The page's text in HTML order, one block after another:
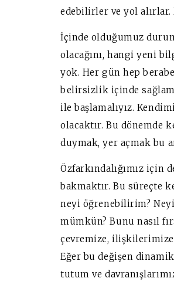
edebilirler ve yol
İçinde olduğumuz
olacağını, hangi yeni
yok. Her gün hep
belirsizlik içinde
ile başlamalıyız.
olacaktır. Bu dönemde
duymak, yer açmak bu
Özfarkındalığımız
bakmaktır. Bu süreçte
neyi öğrenebilirim?
mümkün? Bunu nasıl
çevremize, ilişkilerimize
Eğer bu değişen
tutum ve